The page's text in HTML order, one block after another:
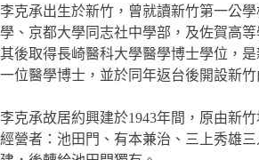
李克承出生於新竹，曾就讀新竹第一公
學、京都大學同志社中學部，及佐賀高等
其後取得長崎醫科大學醫學博士學位，
一位醫學博士，並於同年返台後開設新竹
李克承故居約興建於1943年間，原由新
經營者：池田門、有本兼治、三上秀雄三